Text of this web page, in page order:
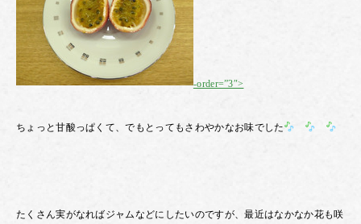
-order=”3″>
ちょっと甘酸っぱくて、でもとってもさわやかなお味でした
たくさん実がなればジャムなどにしたいのですが、最近はなかなか花も咲